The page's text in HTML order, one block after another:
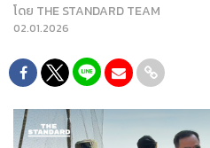
โดย THE STANDARD TEAM
02.01.2026